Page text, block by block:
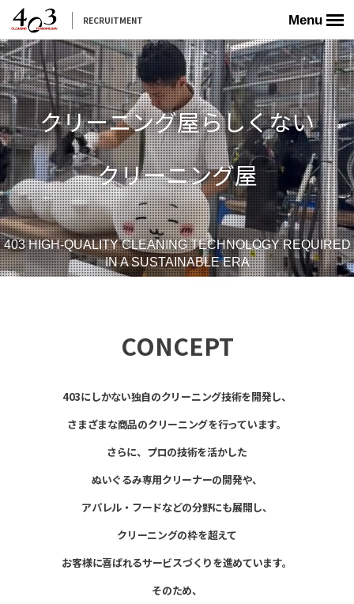
RECRUITMENT Menu
クリーニング屋らしくない
クリーニング屋
403 HIGH-QUALITY CLEANING TECHNOLOGY REQUIRED
IN A SUSTAINABLE ERA
CONCEPT
403にしかない独自のクリーニング技術を開発し、
さまざまな商品のクリーニングを行っています。
さらに、プロの技術を活かした
ぬいぐるみ専用クリーナーの開発や、
アパレル・フードなどの分野にも展開し、
クリーニングの枠を超えて
お客様に喜ばれるサービスづくりを進めています。
そのため、